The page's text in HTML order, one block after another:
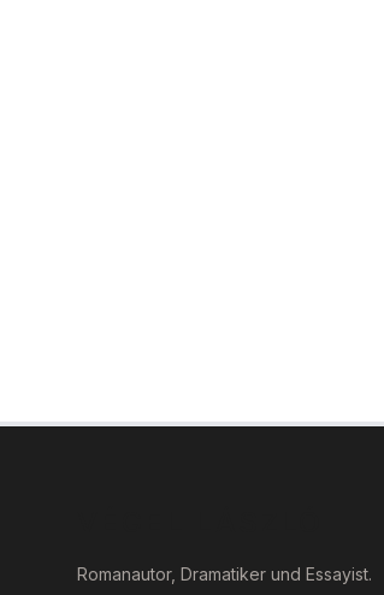
Romanautor, Dramatiker und Essayist.